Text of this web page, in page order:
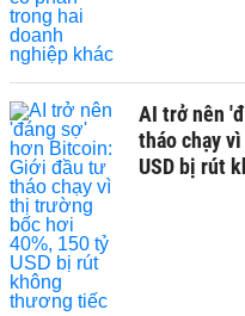
AI trở nên
tháo chạy
USD bị rút